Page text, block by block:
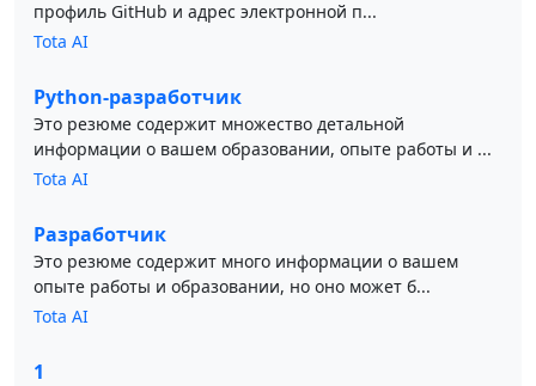
профиль GitHub и адрес электронной п...
Tota AI
Python-разработчик
Это резюме содержит множество детальной
информации о вашем образовании, опыте работы и ...
Tota AI
Разработчик
Это резюме содержит много информации о вашем
опыте работы и образовании, но оно может б...
Tota AI
1